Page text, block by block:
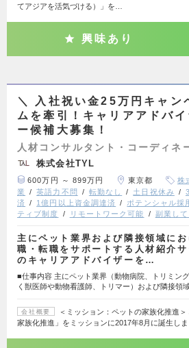
てアジアを活気づける）」を…
興味あり
＼ 入社祝い金25万円キャン
ムを牽引！キャリアアドバ
ー候補大募集！
人材コンサルタント・コーディネ
株式会社TYL
600万円 ～ 899万円 東京都 株
業
英語力不問 転勤なし 土日祝休み
済
1億円以上資金調達済 ポテンシャル採
ティブ制度
リモートワーク可能 副業し
主にペット業界および隣接領域に
職・転職をサポートする人材紹介サ
のキャリアアドバイザーを…
■仕事内容 主にペット業界（動物病院、トリミン
く獣医師や動物看護師、トリマー）および隣接領
会社概要
＜ミッション：ペットの家族化推進
家族化推進」をミッションに2017年8月に誕生し